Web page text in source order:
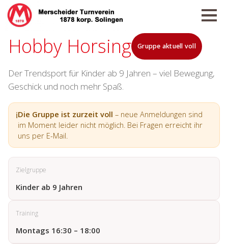
Hobby Horsing Gruppe aktuell voll
Der Trendsport für Kinder ab 9 Jahren – viel Bewegung,
Geschick und noch mehr Spaß.
ℹ️Die Gruppe ist zurzeit voll – neue Anmeldungen sind
im Moment leider nicht möglich. Bei Fragen erreicht ihr
uns per E-Mail.
Zielgruppe
Kinder ab 9 Jahren
Training
Montags 16:30 – 18:00